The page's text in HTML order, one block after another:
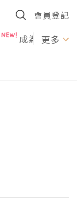
會員登記
成為U更多